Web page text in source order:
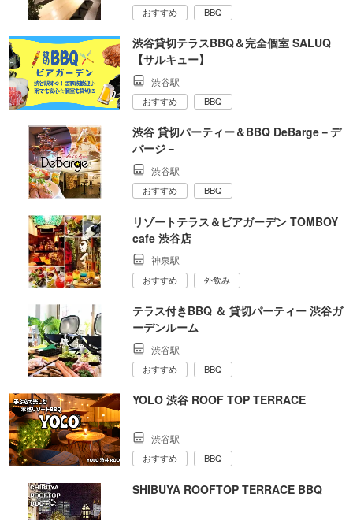
おすすめ BBQ
渋谷貸切テラスBBQ＆完全個室 SALUQ
【サルキュー】
渋谷駅
おすすめ BBQ
渋谷 貸切パーティー＆BBQ DeBarge－デ
バージ－
渋谷駅
おすすめ BBQ
リゾートテラス＆ビアガーデン TOMBOY
cafe 渋谷店
神泉駅
おすすめ 外飲み
テラス付きBBQ ＆ 貸切パーティー 渋谷ガ
ーデンルーム
渋谷駅
おすすめ BBQ
YOLO 渋谷 ROOF TOP TERRACE
渋谷駅
おすすめ BBQ
SHIBUYA ROOFTOP TERRACE BBQ